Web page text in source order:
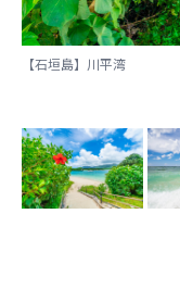
【石垣島】川平湾